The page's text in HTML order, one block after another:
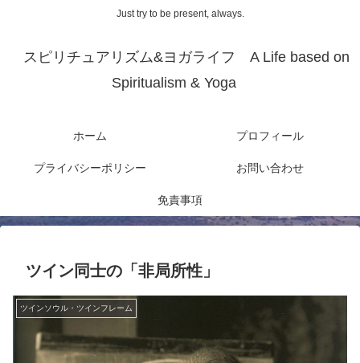
Just try to be present, always.
スピリチュアリズム&ヨガライフ A Life based on
Spiritualism & Yoga
ホーム プロフィール
プライバシーポリシー お問い合わせ
免責事項
ツイン同士の「非局所性」
ツインソウル・ツインフレーム